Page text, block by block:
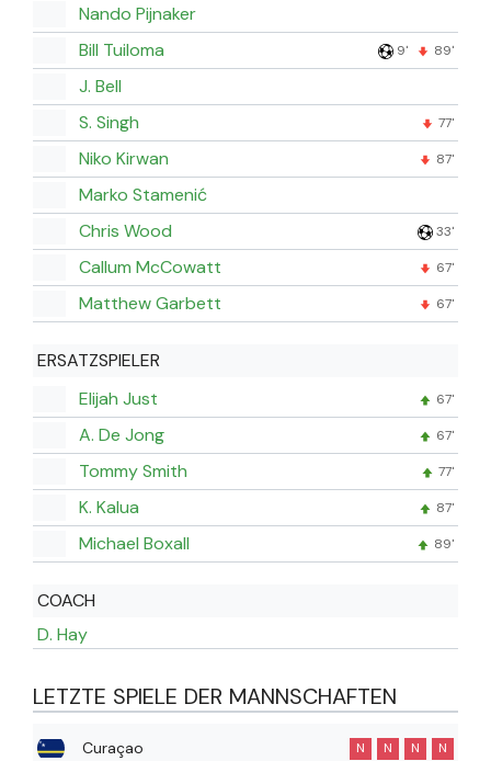
Nando Pijnaker
Bill Tuiloma
9' 89'
J. Bell
S. Singh
77'
Niko Kirwan 87'
Marko Stamenić
Chris Wood
33'
Callum McCowatt 67'
Matthew Garbett 67'
ERSATZSPIELER
Elijah Just
67'
A. De Jong 67'
Tommy Smith 77'
K. Kalua 87'
Michael Boxall 89'
COACH
D. Hay
LETZTE SPIELE DER MANNSCHAFTEN
Curaçao N N N N